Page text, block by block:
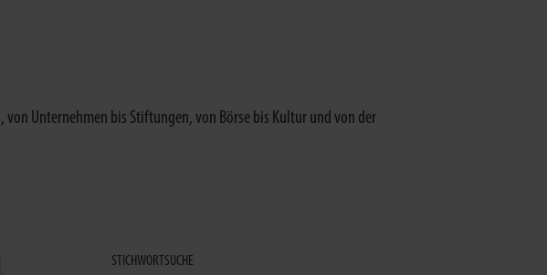
von Unternehmen bis Stiftungen, von Börse bis Kultur und von der
STICHWORTSUCHE